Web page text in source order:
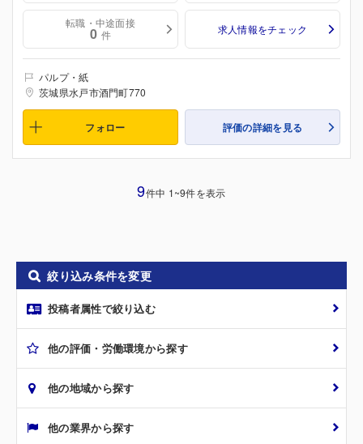
転職・中途面接
0 件 求人情報をチェック
パルプ・紙
茨城県水戸市酒門町770
フォロー 評価の詳細を見る
9件中 1~9件を表示
絞り込み条件を変更
投稿者属性で絞り込む
他の評価・労働環境から探す
他の地域から探す
他の業界から探す